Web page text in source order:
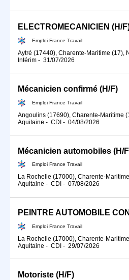
ELECTROMECANICIEN (H/
Emploi France Travail
Aytré (17440), Charente-Maritime (17),
Intérim - 31/07/2026
Mécanicien confirmé (H/F)
Emploi France Travail
Angoulins (17690), Charente-Maritime
Aquitaine - CDI - 04/08/2026
Mécanicien automobiles (H/
Emploi France Travail
La Rochelle (17000), Charente-
Aquitaine - CDI - 07/08/2026
Emploi France Travail
La Rochelle (17000), Charente-
Aquitaine - CDI - 29/07/2026
Motoriste (H/F)